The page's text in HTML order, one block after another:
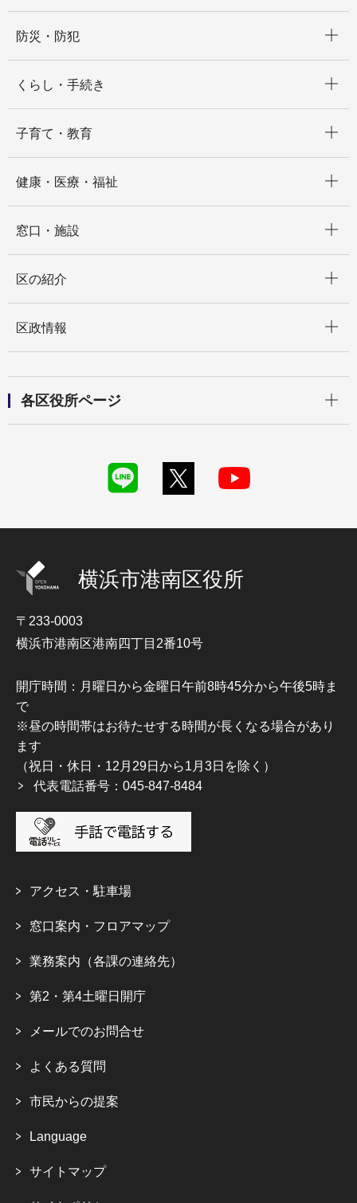
防災・防犯
くらし・手続き
子育て・教育
健康・医療・福祉
窓口・施設
区の紹介
区政情報
各区役所ページ
横浜市港南区役所
〒233-0003
横浜市港南区港南四丁目2番10号
開庁時間：月曜日から金曜日午前8時45分から午後5時ま
で
※昼の時間帯はお待たせする時間が長くなる場合があり
ます
（祝日・休日・12月29日から1月3日を除く）
代表電話番号：045-847-8484
アクセス・駐車場
窓口案内・フロアマップ
業務案内（各課の連絡先）
第2・第4土曜日開庁
メールでのお問合せ
よくある質問
市民からの提案
Language
サイトマップ